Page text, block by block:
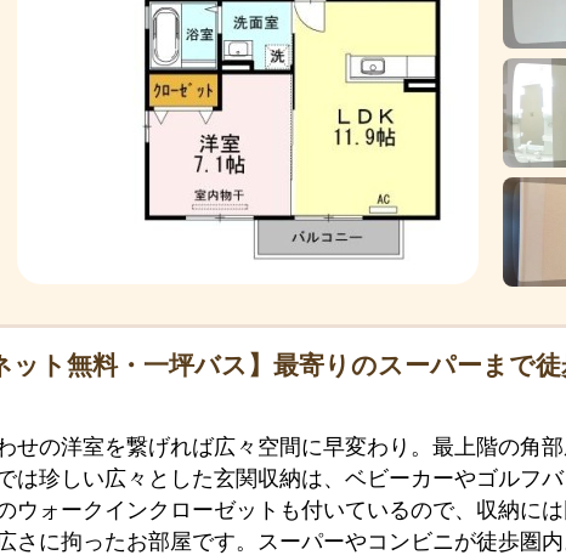
ット無料・一坪バス】最寄りのスーパーまで
せの洋室を繋げれば広々空間に早変わり。最上階の角
は珍しい広々とした玄関収納は、ベビーカーやゴルフ
ウォークインクローゼットも付いているので、収納に
さに拘ったお部屋です。スーパーやコンビニが徒歩圏